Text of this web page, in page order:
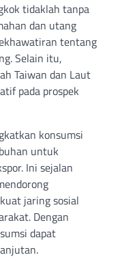
tidaklah tanpa
dan utang
tentang
Selain itu,
Taiwan dan Laut
pada prospek
konsumsi
untuk
Ini sejalan
jaring sosial
Dengan
dapat